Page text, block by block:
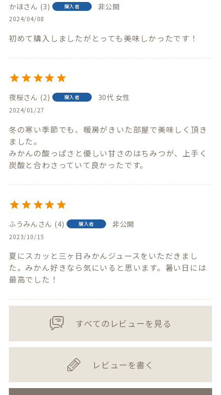
かほ 3 購入者 非公開
2024/04/08
初めて購入しましたがとっても美味しかったです！
夜桜 2 購入者 30代 女性
2024/01/27
冬の寒い季節でも、暖房がきいた部屋で美味しく頂き
ました。
みかんの酸っぱさと優しい甘さのはちみつが、上手く
炭酸と合わさっていて良かったです。
ふうみん 4 購入者 非公開
2023/10/15
夏にスカッと三ヶ日みかんジュースをいただきまし
た。みかん好きなら気にいると思います。暑い日には
最高でした！
すべてのレビューを見る
レビューを書く